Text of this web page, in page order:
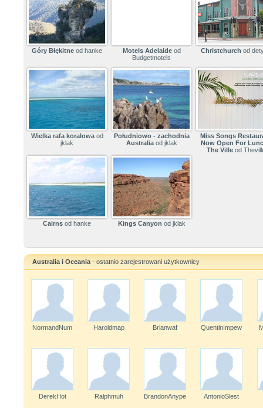
Góry Błękitne od hanke Motels Adelaideod
Budgetmotels
Christchurch od
Wielka rafa koralowaod
jklak
Południowo - zachodnia
Australiaod jklak
Miss Songs
Now Open For
The Ville od
Cairns od hanke Kings Canyon od jklak
Australia i Oceania - ostatnio zarejestrowani użytkownicy
NormandNum Haroldmap Brianwaf QuentinImpew
DerekHot Ralphmuh BrandonAnype AntonioSlest